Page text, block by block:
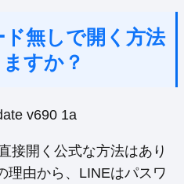
無しで開く方法
すか？
接開く公式な方法はあり
理由から、LINEはパスワ